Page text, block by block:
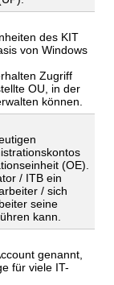
des KIT
von Windows
Zugriff
OU, in der
können.
(OE).
/ ITB ein
/ sich
seine
kann.
genannt,
für viele IT-